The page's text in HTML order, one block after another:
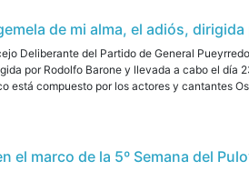
de mi alma, el adiós,
Deliberante del Partido de General
por Rodolfo Barone y llevada a cabo el
está compuesto por los actores y cantantes
el marco de la 5º Semana del